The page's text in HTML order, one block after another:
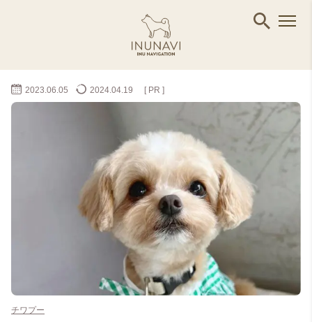
2023.06.05 2024.04.19 [ PR ]
チワプー